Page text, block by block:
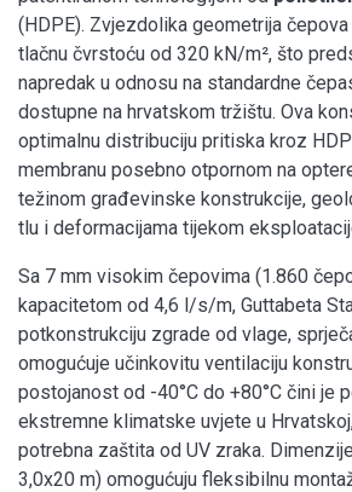
(HDPE). Zvjezdolika geometrija
tlačnu čvrstoću od 320 kN/m², što
napredak u odnosu na standardne
dostupne na hrvatskom tržištu. Ova
optimalnu distribuciju pritiska kroz
membranu posebno otpornom na
težinom građevinske konstrukcije,
tlu i deformacijama tijekom
Sa 7 mm visokim čepovima (1.860
kapacitetom od 4,6 l/s/m, Guttabeta
potkonstrukciju zgrade od vlage,
omogućuje učinkovitu ventilaciju
postojanost od -40°C do +80°C čini je
ekstremne klimatske uvjete u
potrebna zaštita od UV zraka.
3,0x20 m) omogućuju fleksibilnu